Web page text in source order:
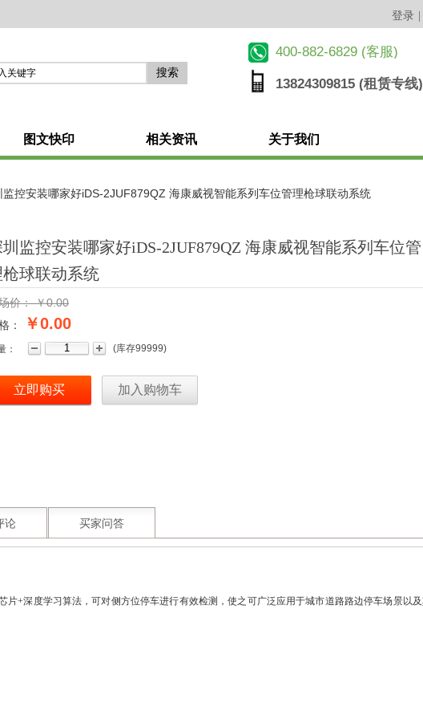
​400-882-6829 (客服)
13824309815 (租赁专线)
搜索
图文快印 相关资讯 关于我们
监控安装哪家好iDS-2JUF879QZ 海康威视智能系列车位管理枪球联动系统
监控安装哪家好iDS-2JUF879QZ 海康威视智能系列车位管
枪球联动系统
价： ￥0.00
：
￥0.00
： (库存99999)
立即购买 加入购物车
论 买家问答
片+深度学习算法，可对侧方位停车进行有效检测，使之可广泛应用于城市道路路边停车场景以
登录